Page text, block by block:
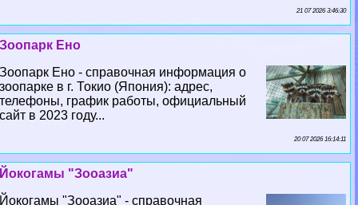
21 07 2026 3:46:30
Зоопарк Ено
Зоопарк Ено - справочная информация о
зоопарке в г. Токио (Япония): адрес,
телефоны, график работы, официальный
сайт в 2023 году...
20 07 2026 16:14:11
Йокогамы "Зооазиа"
Йокогамы "Зооазиа" - справочная